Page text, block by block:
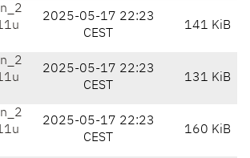
2025-05-17 22:23
CEST
141 KiB
2025-05-17 22:23
CEST
131 KiB
2025-05-17 22:23
CEST
160 KiB